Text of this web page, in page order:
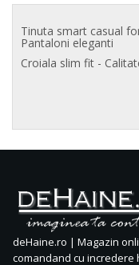
Tinuta smart casual
Pantaloni eleganti
Croiala slim fit -
deHaine.ro | Magazin
comandand cu incredere